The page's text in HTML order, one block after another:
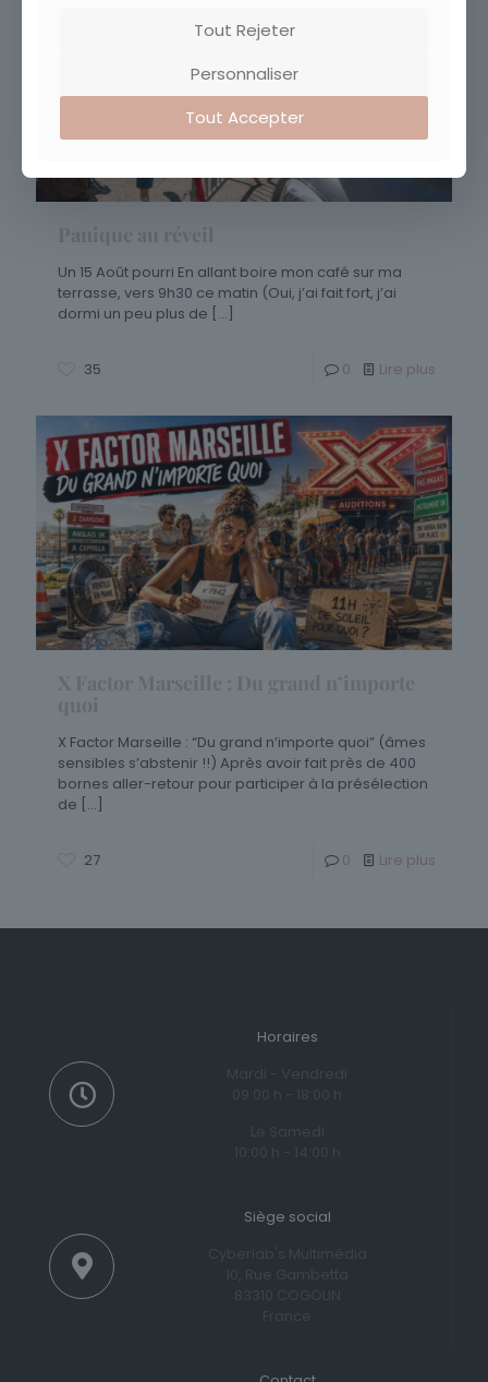
Panique au réveil
Un 15 Août pourri En allant boire mon café sur ma
terrasse, vers 9h30 ce matin (Oui, j’ai fait fort, j’ai
dormi un peu plus de […]
35 0 Lire plus
X Factor Marseille : Du grand n’importe
quoi
X Factor Marseille : “Du grand n’importe quoi” (âmes
sensibles s’abstenir !!) Après avoir fait près de 400
bornes aller-retour pour participer à la présélection
de […]
27 0 Lire plus
Horaires
Siège social
Tout Rejeter
Personnaliser
Tout Accepter